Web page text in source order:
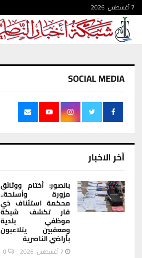
7 أغسطس، 2026
SOCIAL MEDIA
آخر الاخبار
بالصور: أختام ووثائق
مزورة وأسلحة..
محكمة استئناف ذي
قار تكشف شبكة
موظفي بلدية
ومعقبين يتلاعبون
بأراضي الناصرية
7 أغسطس، 2026 0